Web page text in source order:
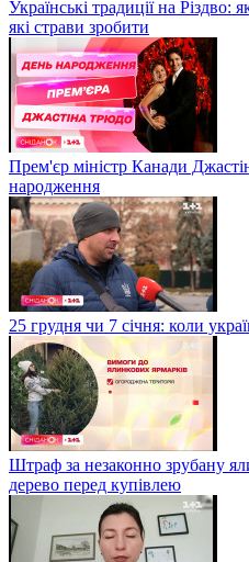
Українські традиції на Різдво:
які страви зробити
Прем'єр міністр Канади
народження
25 грудня чи 7 січня: коли
Штраф за незаконно зрубану
дерево перед купівлею